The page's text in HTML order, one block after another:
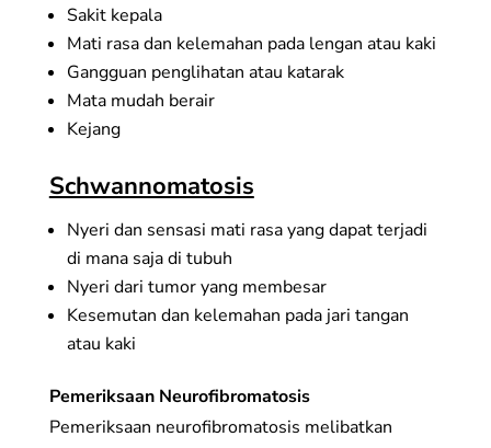
Sakit kepala
Mati rasa dan kelemahan pada lengan atau kaki
Gangguan penglihatan atau katarak
Mata mudah berair
Kejang
Schwannomatosis
Nyeri dan sensasi mati rasa yang dapat terjadi
di mana saja di tubuh
Nyeri dari tumor yang membesar
Kesemutan dan kelemahan pada jari tangan
atau kaki
Pemeriksaan Neurofibromatosis
Pemeriksaan neurofibromatosis melibatkan